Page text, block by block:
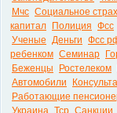
Мчс Социальное
капитал
Полиция Фсс
Ученые Деньги Фсс
ребенком Семинар
Беженцы
Ростелеком
Автомобили
Работающие
Украина Тср Санкции